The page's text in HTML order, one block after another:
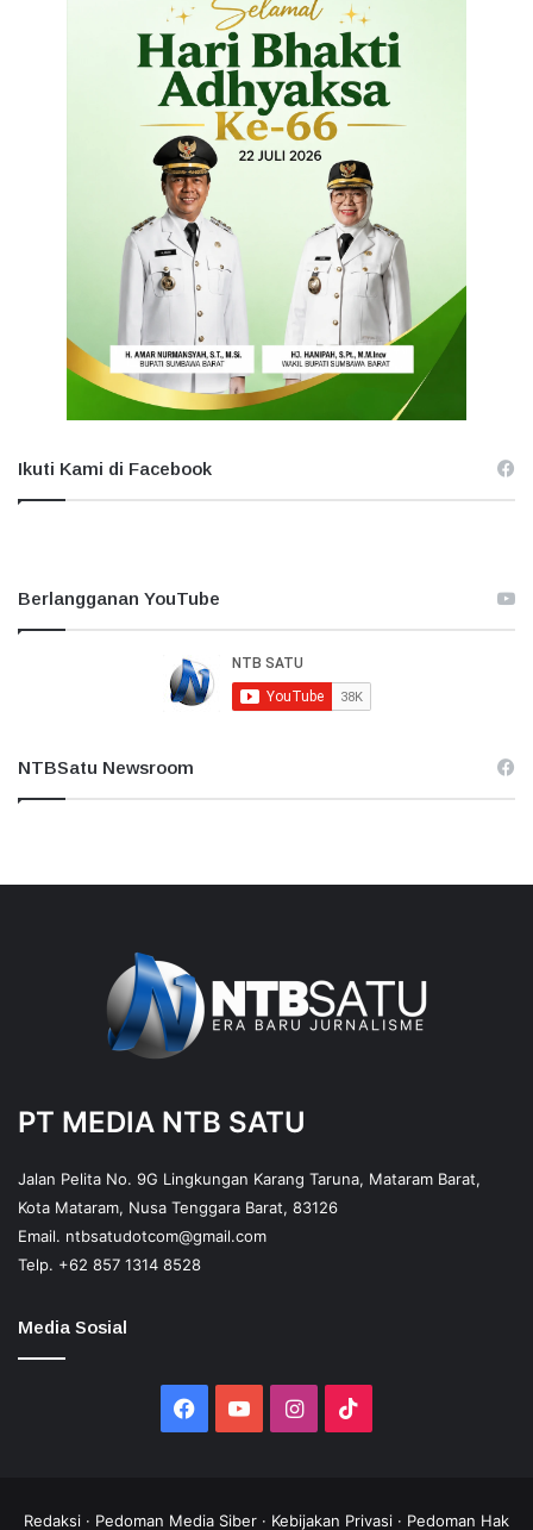
Ikuti Kami di Facebook
Berlangganan YouTube
NTBSatu Newsroom
PT MEDIA NTB SATU
Jalan Pelita No. 9G Lingkungan Karang Taruna, Mataram Barat,
Kota Mataram, Nusa Tenggara Barat, 83126
Email. ntbsatudotcom@gmail.com
Telp. +62 857 1314 8528
Media Sosial
Facebook
YouTubeInstagram
Redaksi · Pedoman Media Siber · Kebijakan Privasi · Pedoman Hak